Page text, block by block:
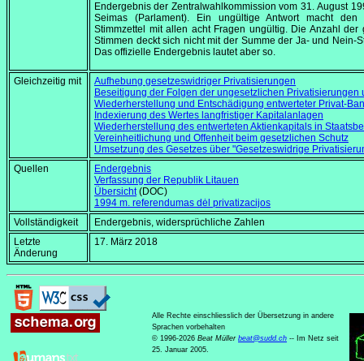
Endergebnis der Zentralwahlkommission vom 31. August
Seimas (Parlament). Ein ungültige Antwort macht den
Stimmzettel mit allen acht Fragen ungültig. Die Anzahl der
Stimmen deckt sich nicht mit der Summe der Ja- und Nein-
Das offizielle Endergebnis lautet aber so.
Gleichzeitig mit
Aufhebung gesetzeswidriger Privatisierungen
Beseitigung der Folgen der ungesetzlichen
Wiederherstellung und Entschädigung entwerteter Privat-
Indexierung des Wertes langfristiger Kapitalanlagen
Wiederherstellung des entwerteten Aktienkapitals in
Vereinheitlichung und Offenheit beim gesetzlichen Schutz
Umsetzung des Gesetzes über "Gesetzeswidrige
Quellen
Endergebnis
Verfassung der Republik Litauen
Übersicht(DOC)
1994 m. referendumas dėl privatizacijos
Vollständigkeit
Endergebnis, widersprüchliche Zahlen
Letzte
Änderung
17. März 2018
Alle Rechte einschliesslich der Übersetzung in andere
Sprachen vorbehalten
© 1996-2026 Beat Müller beat@sudd.ch -- Im Netz seit
25. Januar 2005.